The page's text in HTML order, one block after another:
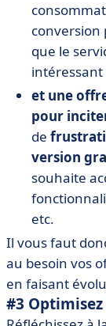
conversion
que le
et une
pour
de
version
souhaite
etc.
Il vous faut
au besoin vos
en faisant
#3